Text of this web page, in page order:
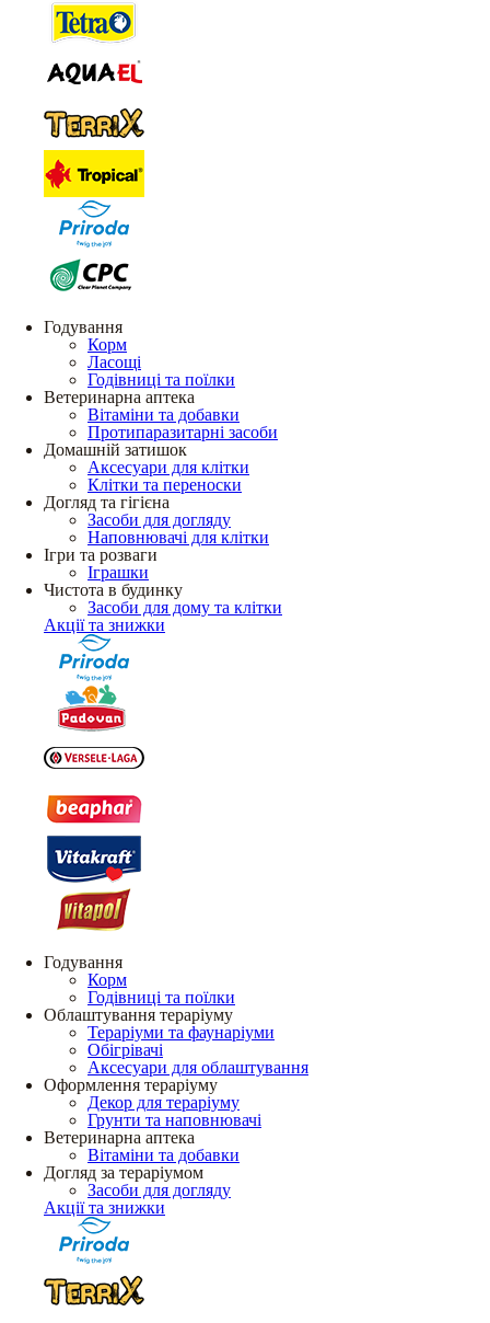
Годування
Корм
Ласощі
Годівниці та поїлки
Ветеринарна аптека
Вітаміни та добавки
Протипаразитарні засоби
Домашній затишок
Аксесуари для клітки
Клітки та переноски
Догляд та гігієна
Засоби для догляду
Наповнювачі для клітки
Ігри та розваги
Іграшки
Чистота в будинку
Засоби для дому та клітки
Акції та знижки
Годування
Корм
Годівниці та поїлки
Облаштування тераріуму
Тераріуми та фаунаріуми
Обігрівачі
Аксесуари для облаштування
Оформлення тераріуму
Декор для тераріуму
Грунти та наповнювачі
Ветеринарна аптека
Вітаміни та добавки
Догляд за тераріумом
Засоби для догляду
Акції та знижки